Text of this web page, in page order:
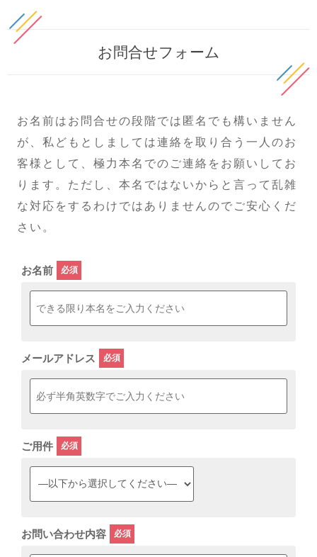
お問合せフォーム
お名前はお問合せの段階では匿名でも構いません
が、私どもとしましては連絡を取り合う一人のお
客様として、極力本名でのご連絡をお願いしてお
ります。ただし、本名ではないからと言って乱雑
な対応をするわけではありませんのでご安心くだ
さい。
お名前
メールアドレス
ご用件
お問い合わせ内容